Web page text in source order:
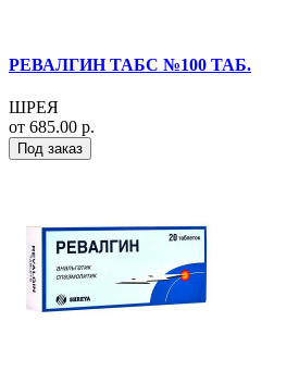
РЕВАЛГИН ТАБС №100 ТАБ.
ШРЕЯ
от 685.00 р.
Под заказ